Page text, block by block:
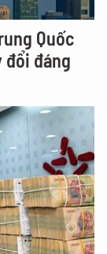
Quốc
đổi đáng